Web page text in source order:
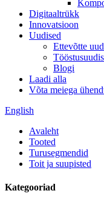
Digitaaltrükk
Innovatsioon
Uudised
Ettevõtte
Blogi
Laadi alla
Võta meiega
English
Avaleht
Tooted
Turusegmendid
Toit ja suupisted
Kategooriad